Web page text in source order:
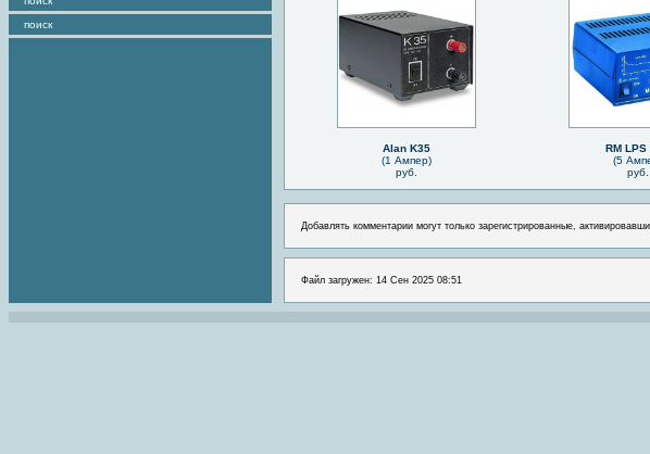
поиск
Alan K35
(1 Ампер)
руб.
RM LPS
(5
руб.
Добавлять комментарии могут только зарегистрированные,
Файл загружен: 14 Сен 2025 08:51